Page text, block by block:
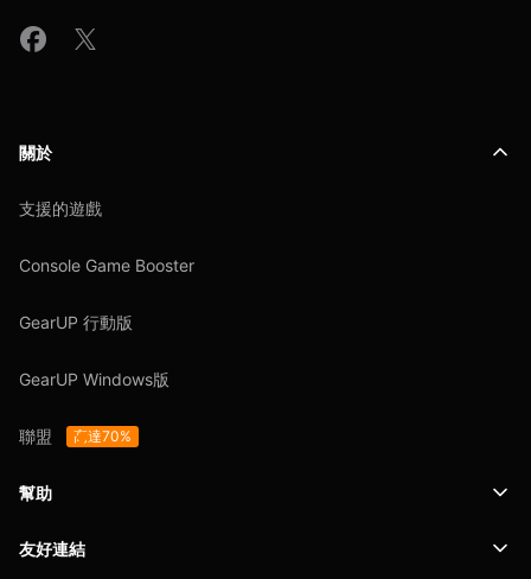
關於
支援的遊戲
Console Game Booster
GearUP 行動版
GearUP Windows版
聯盟 高達70%
幫助
支援
友好連結